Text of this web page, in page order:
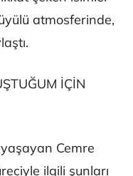
atmosferinde,
İÇİN
Cemre
ilgili şunları